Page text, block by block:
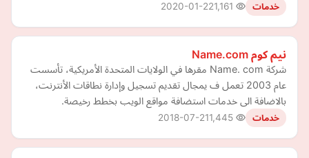
خدمات 2020-01-22
نيم كوم Name.com
شركة Name. com مقرها في الولايات المتحدة الأمريكية، تأسست
عام 2003 تعمل ف يمجال تقديم تسجيل وإدارة نطاقات الأنترنت،
بالاضافة الى خدمات استضافة مواقع الويب بخطط رخيصة.
خدمات 2018-07-21